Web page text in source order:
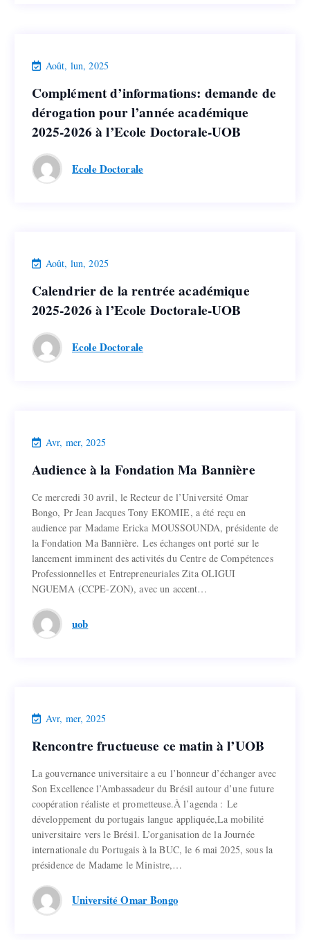
Août, lun, 2025
Complément d’informations: demande de
dérogation pour l’année académique
2025-2026 à l’Ecole Doctorale-UOB
Ecole Doctorale
Complément d’informations: demande de
dérogation pour l’année académique
2025-2026 à l’Ecole Doctorale-UOB
Août, lun, 2025
Calendrier de la rentrée académique
2025-2026 à l’Ecole Doctorale-UOB
Ecole Doctorale
Calendrier de la rentrée académique
2025-2026 à l’Ecole Doctorale-UOB
Avr, mer, 2025
Audience à la Fondation Ma Bannière
Ce mercredi 30 avril, le Recteur de l’Université Omar
Bongo, Pr Jean Jacques Tony EKOMIE, a été reçu en
audience par Madame Ericka MOUSSOUNDA, présidente de
la Fondation Ma Bannière. Les échanges ont porté sur le
lancement imminent des activités du Centre de Compétences
Professionnelles et Entrepreneuriales Zita OLIGUI
NGUEMA (CCPE-ZON), avec un accent…
uob
Audience à la Fondation Ma Bannière
Ce mercredi 30 avril, le Recteur de l’Université Omar
Bongo, Pr Jean Jacques Tony EKOMIE, a été reçu en
audience par Madame Ericka MOUSSOUNDA, présidente de
la Fondation Ma Bannière. Les échanges ont porté sur le
lancement imminent des activités du Centre de Compétences
Professionnelles et Entrepreneuriales Zita OLIGUI
NGUEMA (CCPE-ZON), avec un accent…
Avr, mer, 2025
Rencontre fructueuse ce matin à l’UOB
La gouvernance universitaire a eu l’honneur d’échanger avec
Son Excellence l’Ambassadeur du Brésil autour d’une future
coopération réaliste et prometteuse.À l’agenda : Le
développement du portugais langue appliquée,La mobilité
universitaire vers le Brésil. L’organisation de la Journée
internationale du Portugais à la BUC, le 6 mai 2025, sous la
présidence de Madame le Ministre,…
Université Omar Bongo
Rencontre fructueuse ce matin à l’UOB
La gouvernance universitaire a eu l’honneur d’échanger avec
Son Excellence l’Ambassadeur du Brésil autour d’une future
coopération réaliste et prometteuse.À l’agenda : Le
développement du portugais langue appliquée,La mobilité
universitaire vers le Brésil. L’organisation de la Journée
internationale du Portugais à la BUC, le 6 mai 2025, sous la
présidence de Madame le Ministre,…